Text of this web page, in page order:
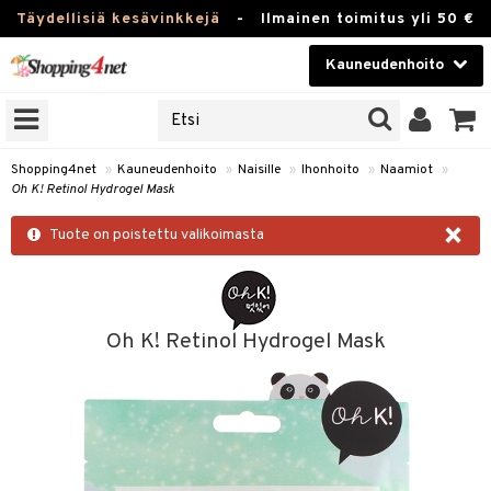
Täydellisiä kesävinkkejä - Ilmainen toimitus yli 50 €
Kauneudenhoito
Kauneudenhoito
Piilolinssit
Apteekki
Koti & Sisustus
Tuotemerkkejä
Kampanjat
Shopping4net » Kauneudenhoito » Naisille » Ihonhoito » Naamiot »
Oh K! Retinol Hydrogel Mask
×
Tuote on poistettu valikoimasta
Oh K! Retinol Hydrogel Mask
/ Kammat
tuotteet